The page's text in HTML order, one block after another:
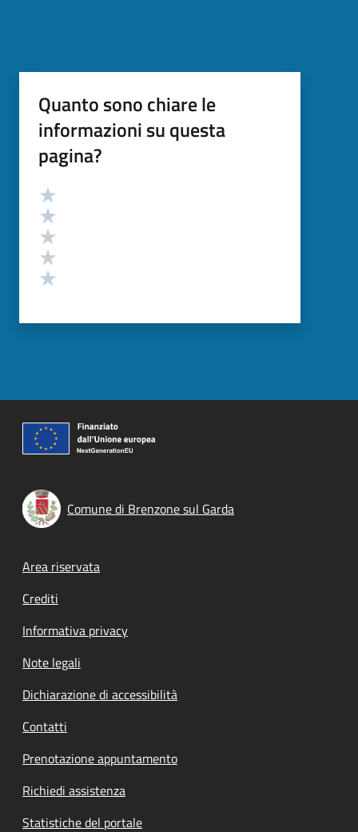
Quanto sono chiare le
informazioni su questa
pagina?
Valutazione
Comune di Brenzone sul Garda
Footer menu
Area riservata
Crediti
Informativa privacy
Note legali
Dichiarazione di accessibilità
Contatti
Prenotazione appuntamento
Richiedi assistenza
Statistiche del portale